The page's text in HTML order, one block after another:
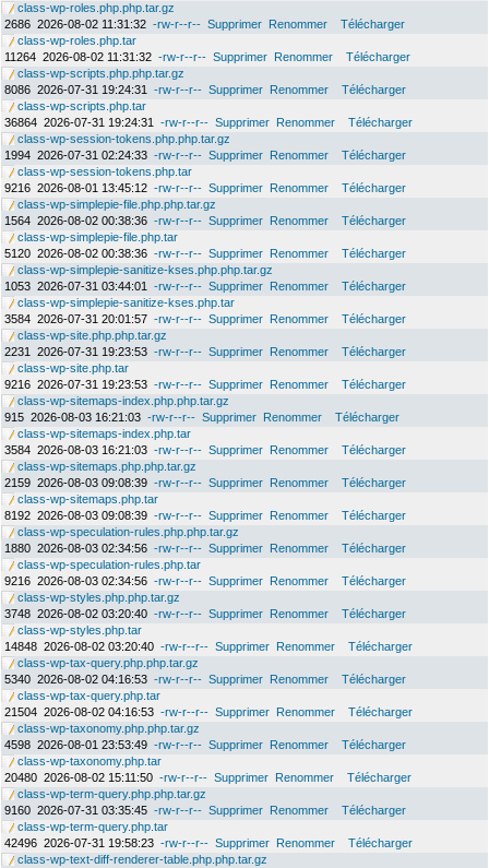
class-wp-roles.php.php.tar.gz
2686 2026-08-02 11:31:32 -rw-r--r-- Supprimer Renommer
Télécharger
class-wp-roles.php.tar
11264 2026-08-02 11:31:32 -rw-r--r-- Supprimer Renommer
Télécharger
class-wp-scripts.php.php.tar.gz
8086 2026-07-31 19:24:31 -rw-r--r-- Supprimer Renommer
Télécharger
class-wp-scripts.php.tar
36864 2026-07-31 19:24:31 -rw-r--r-- Supprimer Renommer
Télécharger
class-wp-session-tokens.php.php.tar.gz
1994 2026-07-31 02:24:33 -rw-r--r-- Supprimer Renommer
Télécharger
class-wp-session-tokens.php.tar
9216 2026-08-01 13:45:12 -rw-r--r-- Supprimer Renommer
Télécharger
class-wp-simplepie-file.php.php.tar.gz
1564 2026-08-02 00:38:36 -rw-r--r-- Supprimer Renommer
Télécharger
class-wp-simplepie-file.php.tar
5120 2026-08-02 00:38:36 -rw-r--r-- Supprimer Renommer
Télécharger
class-wp-simplepie-sanitize-kses.php.php.tar.gz
1053 2026-07-31 03:44:01 -rw-r--r-- Supprimer Renommer
Télécharger
class-wp-simplepie-sanitize-kses.php.tar
3584 2026-07-31 20:01:57 -rw-r--r-- Supprimer Renommer
Télécharger
class-wp-site.php.php.tar.gz
2231
2026-07-31 19:23:53 -rw-r--r-- Supprimer Renommer
Télécharger
class-wp-site.php.tar
9216 2026-07-31 19:23:53 -rw-r--r-- Supprimer Renommer
Télécharger
class-wp-sitemaps-index.php.php.tar.gz
915 2026-08-03 16:21:03 -rw-r--r-- Supprimer Renommer
Télécharger
class-wp-sitemaps-index.php.tar
3584 2026-08-03 16:21:03 -rw-r--r-- Supprimer Renommer
Télécharger
class-wp-sitemaps.php.php.tar.gz
2159 2026-08-03 09:08:39 -rw-r--r-- Supprimer Renommer
Télécharger
class-wp-sitemaps.php.tar
8192 2026-08-03 09:08:39 -rw-r--r-- Supprimer Renommer
Télécharger
class-wp-speculation-rules.php.php.tar.gz
1880 2026-08-03 02:34:56 -rw-r--r-- Supprimer Renommer
Télécharger
class-wp-speculation-rules.php.tar
9216 2026-08-03 02:34:56 -rw-r--r-- Supprimer Renommer
Télécharger
class-wp-styles.php.php.tar.gz
3748 2026-08-02 03:20:40 -rw-r--r-- Supprimer Renommer
Télécharger
class-wp-styles.php.tar
14848 2026-08-02 03:20:40 -rw-r--r-- Supprimer Renommer
Télécharger
class-wp-tax-query.php.php.tar.gz
5340 2026-08-02 04:16:53 -rw-r--r-- Supprimer Renommer
Télécharger
class-wp-tax-query.php.tar
21504 2026-08-02 04:16:53 -rw-r--r-- Supprimer Renommer
Télécharger
class-wp-taxonomy.php.php.tar.gz
4598 2026-08-01 23:53:49 -rw-r--r-- Supprimer Renommer
Télécharger
class-wp-taxonomy.php.tar
20480 2026-08-02 15:11:50 -rw-r--r-- Supprimer Renommer
Télécharger
class-wp-term-query.php.php.tar.gz
9160 2026-07-31 03:35:45 -rw-r--r-- Supprimer Renommer
Télécharger
class-wp-term-query.php.tar
42496 2026-07-31 19:58:23 -rw-r--r-- Supprimer Renommer
Télécharger
class-wp-text-diff-renderer-table.php.php.tar.gz